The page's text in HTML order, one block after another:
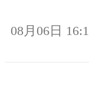
08月06日